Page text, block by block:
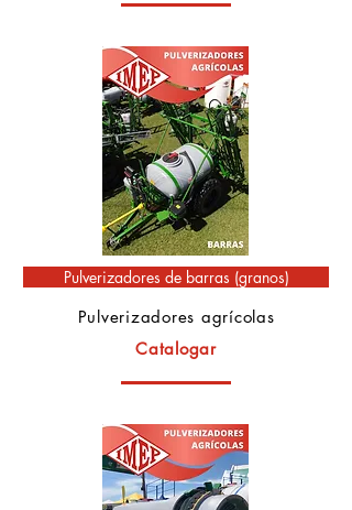
Pulverizadores de barras (granos)
Pulverizadores agrícolas
Catalogar